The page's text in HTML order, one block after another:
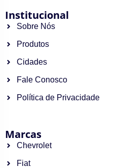
Institucional
Sobre Nós
Produtos
Cidades
Fale Conosco
Política de Privacidade
Marcas
Chevrolet
Fiat